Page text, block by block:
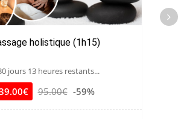
holistique (1h15)
jours 13 heures restants...
95.00€ -59%